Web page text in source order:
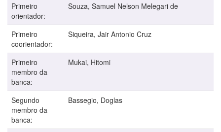
Primeiro
orientador:
Souza, Samuel Nelson Melegari de
Primeiro
coorientador:
Siqueira, Jair Antonio Cruz
Primeiro
membro da
banca:
Mukai, Hitomi
Segundo
membro da
banca:
Bassegio, Doglas